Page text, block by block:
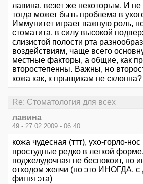
лавина, везет же некоторым. И не
тогда может быть проблема в
Иммунитет играет важную роль,
стоматита, в силу высокой
слизистой полости рта
воздействиям, чаще всего
местные факторы, а общие, как
второстепенны. Важны, но
кожа как, к прыщикам не склонна?
Re: Стоматология для всех
лавина
49 - 27.02.2009 - 06:40
кожа чудесная (ттт), ухо-горло-
простудные редко в легкой
поджелудочная не беспокоит, но
отходом желчи (но это ИНОГДА, с
фигня эта)